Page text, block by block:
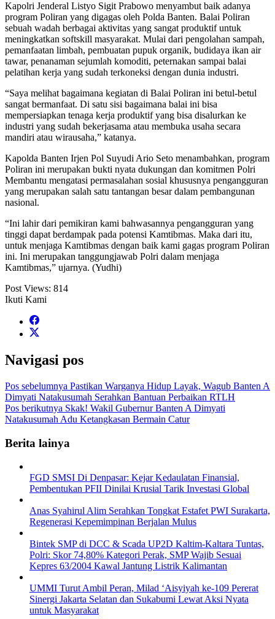
Kapolri Jenderal Listyo Sigit Prabowo menyambut baik adanya
program Poliran yang digagas oleh Polda Banten. Balai Poliran
sebuah wadah berbagai aktivitas yang sangat produktif untuk
meningkatkan softskill masyarakat. Mulai dari pengolahan sampah,
pemanfaatan limbah, pembuatan pupuk organik, budidaya ikan air
tawar, penanaman sejumlah komoditi, peternakan sampai balai
pelatihan kerja yang sudah terkoneksi dengan dunia industri.
“Saya melihat bagaimana kegiatan di Balai Poliran ini betul-betul
sangat bermanfaat. Di satu sisi bagaimana balai ini bisa
mempersiapkan tenaga kerja produktif yang bisa disalurkan ke
industri yang sudah bekerjasama atau membuka usaha secara
mandiri atau wirausaha,” katanya.
Kapolda Banten Irjen Pol Suyudi Ario Seto menambahkan, program
Poliran ini merupakan bukti nyata dukungan dan komitmen Polri
Membantu mengatasi permasalahan sosial khususnya pengangguran
yang merupakan salah satu tantangan besar dalam pembangunan
nasional.
“Ini lahir dari pemikiran kami bahwasannya pengangguran yang
tinggi dapat berdampak pada potensi Kamtibmas. Maka dari itu,
untuk menjaga Kamtibmas dengan baik kami gagas program Poliran
ini. Ini merupakan tanggungjawab Polri dalam menjaga
Kamtibmas,” ujarnya. (Yudhi)
Post Views: 814
Ikuti Kami
Navigasi pos
Pos sebelumnya Pastikan Warganya Hidup Layak, Wagub Banten A
Dimyati Natakusumah Serahkan Bantuan Perbaikan RTLH
Pos berikutnya Skak! Wakil Gubernur Banten A Dimyati
Natakusumah Adu Ketangkasan Bermain Catur
Berita lainya
FGD SMSI Di Denpasar: Kejar Kedaulatan Finansial,
Pembentukan PFII Dinilai Krusial Tarik Investasi Global
Anas Syahirul Alim Serahkan Tongkat Estafet PWI Surakarta,
Regenerasi Kepemimpinan Berjalan Mulus
Bintek SMP di DCC & Scada UP2D Kaltim-Kaltara Tuntas,
Polri: Skor 74,80% Kategori Perak, SMP Wajib Sesuai
Kepres 63/2004 Kawal Jantung Listrik Kalimantan
UMMI Turut Ambil Peran, Milad ‘Aisyiyah ke-109 Pererat
Sinergi Jakarta Selatan dan Sukabumi Lewat Aksi Nyata
untuk Masyarakat